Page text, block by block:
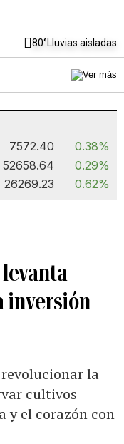
80°Lluvias aisladas
7572.40
0.38%
52658.64
0.29%
26269.23 0.62%
inversión
la
cultivos
y el corazón con